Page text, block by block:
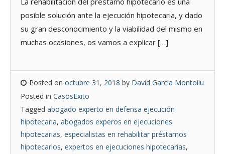
posible solución ante la ejecución hipotecaria, y dado
su gran desconocimiento y la viabilidad del mismo en
muchas ocasiones, os vamos a explicar […]
Posted on octubre 31, 2018 by David Garcia Montoliu
Posted in CasosExito
Tagged abogado experto en defensa ejecución
hipotecaria, abogados experos en ejecuciones
hipotecarias, especialistas en rehabilitar préstamos
hipotecarios, expertos en ejecuciones hipotecarias,